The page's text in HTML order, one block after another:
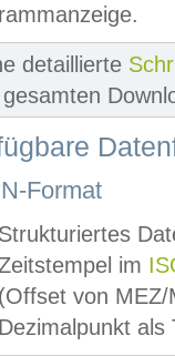
detaillierte
Format
Strukturiertes
im
(Offset von MEZ/
Dezimalpunkt als